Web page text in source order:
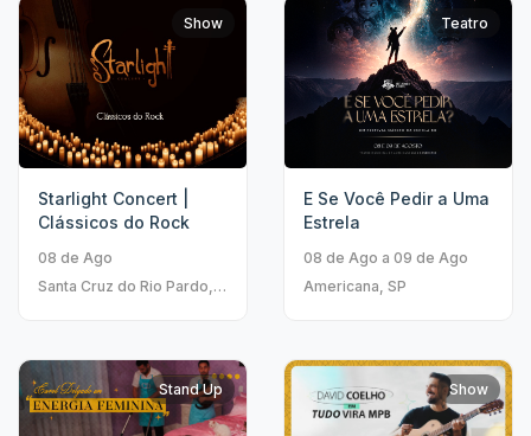
Show
Starlight Concert |
Clássicos do Rock
08 de Ago
Santa Cruz do Rio Pardo,
Teatro
E Se Você Pedir a Uma
Estrela
08 de Ago a 09 de Ago
Americana, SP
Stand Up Show